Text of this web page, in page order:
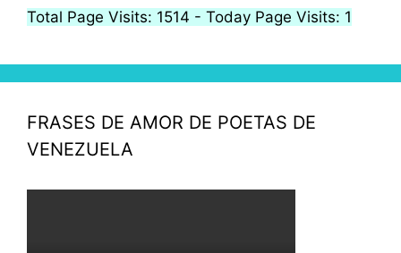
Total Page Visits: 1514 - Today Page Visits: 1
FRASES DE AMOR DE POETAS DE
VENEZUELA